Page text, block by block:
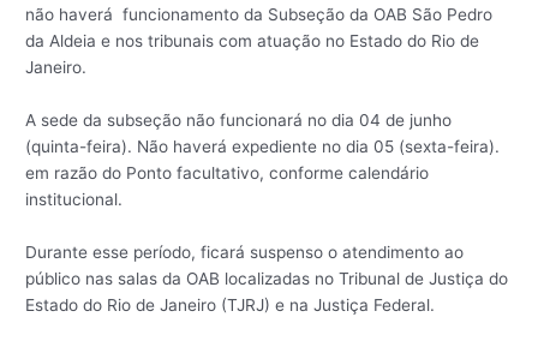
não haverá funcionamento da Subseção da OAB São Pedro
da Aldeia e nos tribunais com atuação no Estado do Rio de
Janeiro.
A sede da subseção não funcionará no dia 04 de junho
(quinta-feira). Não haverá expediente no dia 05 (sexta-feira).
em razão do Ponto facultativo, conforme calendário
institucional.
Durante esse período, ficará suspenso o atendimento ao
público nas salas da OAB localizadas no Tribunal de Justiça do
Estado do Rio de Janeiro (TJRJ) e na Justiça Federal.